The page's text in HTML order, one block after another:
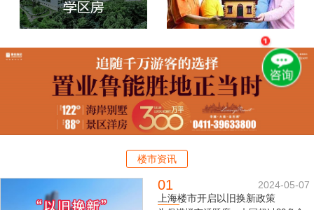
楼市资讯
01
2024-05-07
上海楼市开启以旧换新政策